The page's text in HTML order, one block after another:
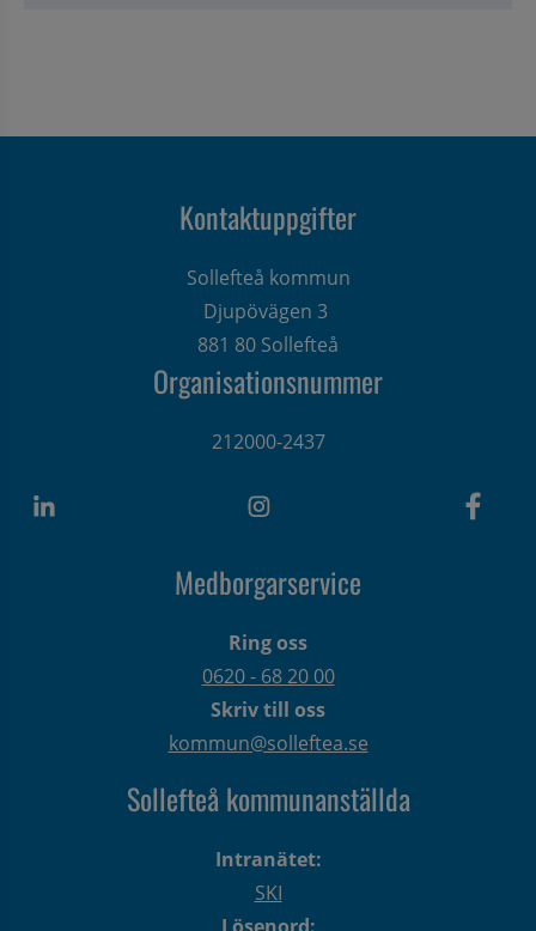
Kontaktuppgifter
Sollefteå kommun
Djupövägen 3
881 80 Sollefteå
Organisationsnummer
212000-2437
Medborgarservice
Ring oss
0620 - 68 20 00
Skriv till oss
kommun@solleftea.se
Sollefteå kommunanställda
Intranätet:
SKI